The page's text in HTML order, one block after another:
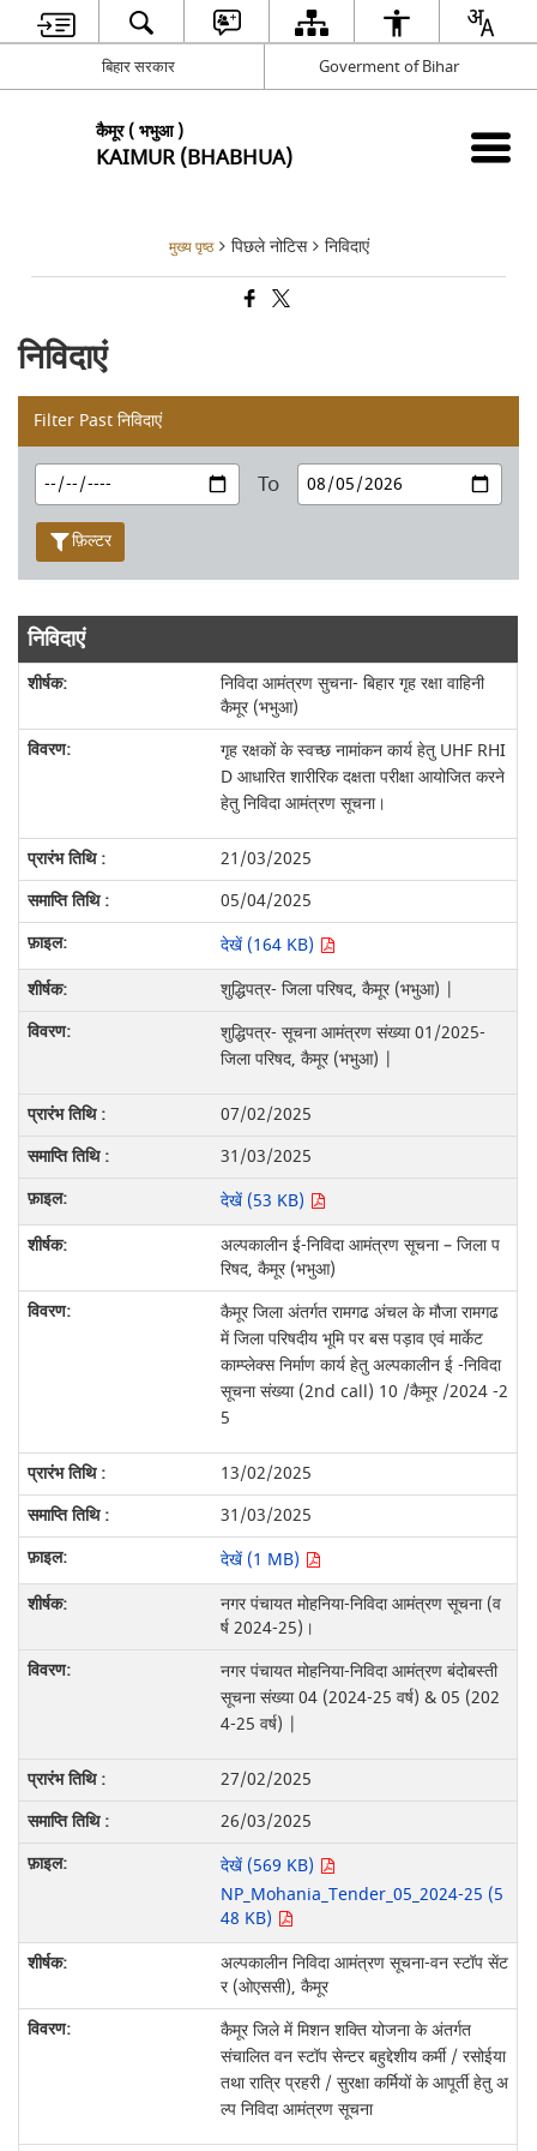
बिहार सरकार Goverment of Bihar
कैमूर ( भभुआ )
KAIMUR (BHABHUA)
मुख्य पृष्ठ पिछले नोटिस निविदाएं
निविदाएं
Filter Past निविदाएं
To
फ़िल्टर
निविदाएं
निविदा आमंत्रण सुचना- बिहार गृह रक्षा वाहिनी
कैमूर (भभुआ)
गृह रक्षकों के स्वच्छ नामांकन कार्य हेतु UHF RHI
D आधारित शारीरिक दक्षता परीक्षा आयोजित करने
हेतु निविदा आमंत्रण सूचना।
21/03/2025
05/04/2025
देखें (164 KB)
शुद्धिपत्र- जिला परिषद, कैमूर (भभुआ) |
शुद्धिपत्र- सूचना आमंत्रण संख्या 01/2025-
जिला परिषद, कैमूर (भभुआ) |
07/02/2025
31/03/2025
देखें (53 KB)
अल्पकालीन ई-निविदा आमंत्रण सूचना – जिला प
रिषद, कैमूर (भभुआ)
कैमूर जिला अंतर्गत रामगढ अंचल के मौजा रामगढ
में जिला परिषदीय भूमि पर बस पड़ाव एवं मार्केट
काम्प्लेक्स निर्माण कार्य हेतु अल्पकालीन ई -निविदा
सूचना संख्या (2nd call) 10 /कैमूर /2024 -2
5
13/02/2025
31/03/2025
देखें (1 MB)
नगर पंचायत मोहनिया-निविदा आमंत्रण सूचना (व
र्ष 2024-25)।
नगर पंचायत मोहनिया-निविदा आमंत्रण बंदोबस्ती
सूचना संख्या 04 (2024-25 वर्ष) & 05 (202
4-25 वर्ष) |
27/02/2025
26/03/2025
देखें (569 KB)
NP_Mohania_Tender_05_2024-25 (5
48 KB)
अल्पकालीन निविदा आमंत्रण सूचना-वन स्टॉप सेंट
र (ओएससी), कैमूर
कैमूर जिले में मिशन शक्ति योजना के अंतर्गत
संचालित वन स्टॉप सेन्टर बहुद्देशीय कर्मी / रसोईया
तथा रात्रि प्रहरी / सुरक्षा कर्मियों के आपूर्ती हेतु अ
ल्प निविदा आमंत्रण सूचना